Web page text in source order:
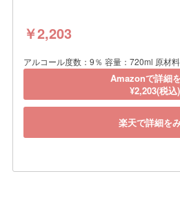
￥2,203
アルコール度数：9％ 容量：720ml 原材
Amazonで詳細
¥2,203(税込)
楽天で詳細を